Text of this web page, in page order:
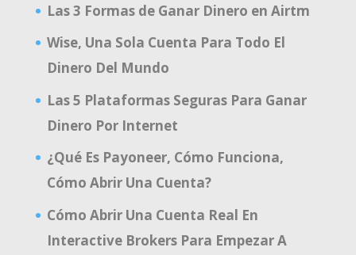
Las 3 Formas de Ganar Dinero en Airtm
Wise, Una Sola Cuenta Para Todo El
Dinero Del Mundo
Las 5 Plataformas Seguras Para Ganar
Dinero Por Internet
¿Qué Es Payoneer, Cómo Funciona,
Cómo Abrir Una Cuenta?
Cómo Abrir Una Cuenta Real En
Interactive Brokers Para Empezar A